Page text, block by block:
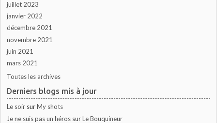
juillet 2023
janvier 2022
décembre 2021
novembre 2021
juin 2021
mars 2021
Toutes les archives
Derniers blogs mis à jour
Le soir surMy shots
Je ne suis pas un héros surLe Bouquineur